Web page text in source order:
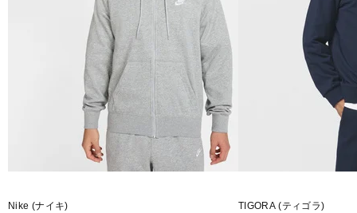
Nike (ナイキ) TIGORA (ティゴラ)